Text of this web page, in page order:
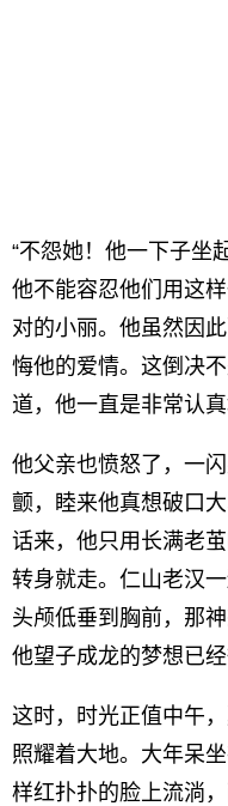
“不怨她！他一下子坐
他不能容忍他们用这
对的小丽。他虽然因
悔他的爱情。这倒决
道，他一直是非常认
他父亲也愤怒了，一
颤，睦来他真想破口
话来，他只用长满老
转身就走。仁山老汉
头颅低垂到胸前，那
他望子成龙的梦想已经
这时，时光正值中午
照耀着大地。大年呆
样红扑扑的脸上流淌